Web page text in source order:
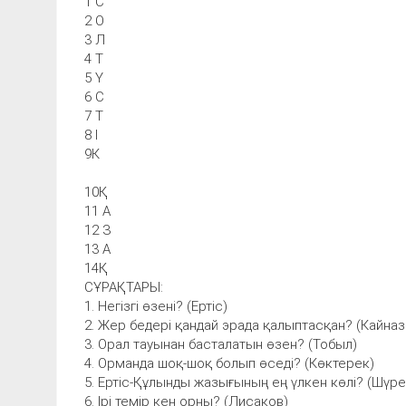
2 О
3 Л
4 Т
5 Ү
6 С
7 Т
8 І
9К
10Қ
11 А
12 З
13 А
14Қ
СҰРАҚТАРЫ:
1. Негізгі өзені? (Ертіс)
2. Жер бедері қандай эрада қалыптасқан?
3. Орал тауынан басталатын өзен? (Тобыл)
4. Орманда шоқ-шоқ болып өседі? (Көктерек)
5. Ертіс-Құлынды жазығының ең үлкен көлі?
6. Ірі темір кен орны? (Лисаков)